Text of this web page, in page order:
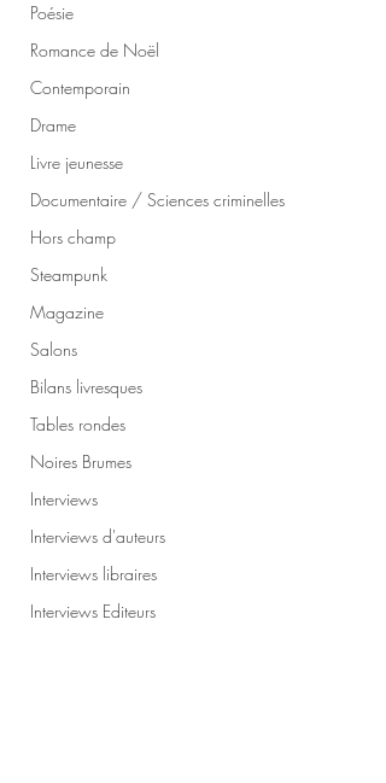
Poésie
Romance de Noël
Contemporain
Drame
Livre jeunesse
Documentaire / Sciences criminelles
Hors champ
Steampunk
Magazine
Salons
Bilans livresques
Tables rondes
Noires Brumes
Interviews
Interviews d'auteurs
Interviews libraires
Interviews Editeurs